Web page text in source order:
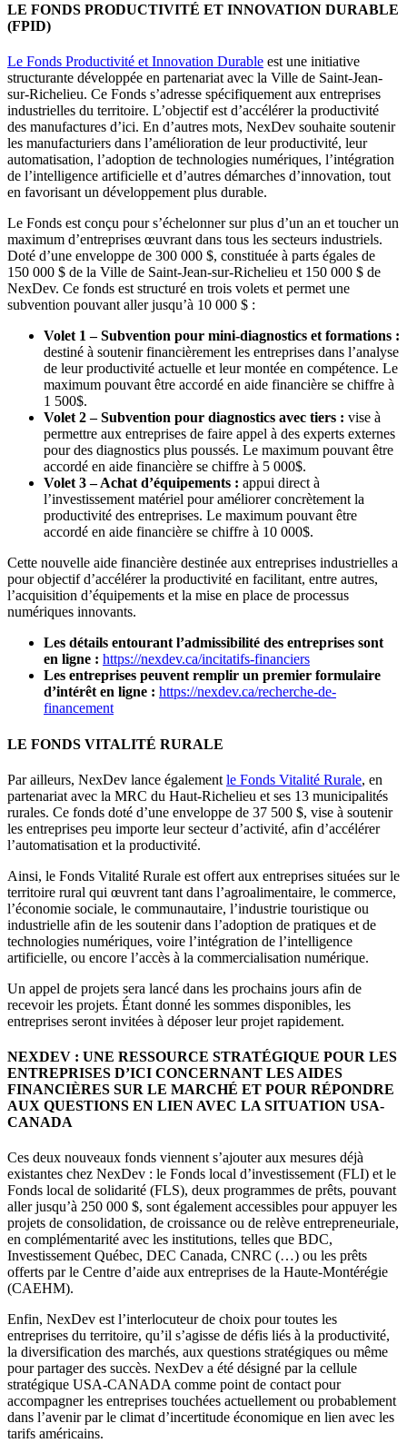
LE FONDS PRODUCTIVITÉ ET INNOVATION DURABLE
(FPID)
Le Fonds Productivité et Innovation Durable est une initiative
structurante développée en partenariat avec la Ville de Saint-Jean-
sur-Richelieu. Ce Fonds s’adresse spécifiquement aux entreprises
industrielles du territoire. L’objectif est d’accélérer la productivité
des manufactures d’ici. En d’autres mots, NexDev souhaite soutenir
les manufacturiers dans l’amélioration de leur productivité, leur
automatisation, l’adoption de technologies numériques, l’intégration
de l’intelligence artificielle et d’autres démarches d’innovation, tout
en favorisant un développement plus durable.
Le Fonds est conçu pour s’échelonner sur plus d’un an et toucher un
maximum d’entreprises œuvrant dans tous les secteurs industriels.
Doté d’une enveloppe de 300 000 $, constituée à parts égales de
150 000 $ de la Ville de Saint-Jean-sur-Richelieu et 150 000 $ de
NexDev. Ce fonds est structuré en trois volets et permet une
subvention pouvant aller jusqu’à 10 000 $ :
Volet 1 – Subvention pour mini-diagnostics et formations :
destiné à soutenir financièrement les entreprises dans l’analyse
de leur productivité actuelle et leur montée en compétence. Le
maximum pouvant être accordé en aide financière se chiffre à
1 500$.
Volet 2 – Subvention pour diagnostics avec tiers : vise à
permettre aux entreprises de faire appel à des experts externes
pour des diagnostics plus poussés. Le maximum pouvant être
accordé en aide financière se chiffre à 5 000$.
Volet 3 – Achat d’équipements : appui direct à
l’investissement matériel pour améliorer concrètement la
productivité des entreprises. Le maximum pouvant être
accordé en aide financière se chiffre à 10 000$.
Cette nouvelle aide financière destinée aux entreprises industrielles a
pour objectif d’accélérer la productivité en facilitant, entre autres,
l’acquisition d’équipements et la mise en place de processus
numériques innovants.
Les détails entourant l’admissibilité des entreprises sont
en ligne : https://nexdev.ca/incitatifs-financiers
Les entreprises peuvent remplir un premier formulaire
d’intérêt en ligne : https://nexdev.ca/recherche-de-
financement
LE FONDS VITALITÉ RURALE
Par ailleurs, NexDev lance également le Fonds Vitalité Rurale, en
partenariat avec la MRC du Haut-Richelieu et ses 13 municipalités
rurales. Ce fonds doté d’une enveloppe de 37 500 $, vise à soutenir
les entreprises peu importe leur secteur d’activité, afin d’accélérer
l’automatisation et la productivité.
Ainsi, le Fonds Vitalité Rurale est offert aux entreprises situées sur le
territoire rural qui œuvrent tant dans l’agroalimentaire, le commerce,
l’économie sociale, le communautaire, l’industrie touristique ou
industrielle afin de les soutenir dans l’adoption de pratiques et de
technologies numériques, voire l’intégration de l’intelligence
artificielle, ou encore l’accès à la commercialisation numérique.
Un appel de projets sera lancé dans les prochains jours afin de
recevoir les projets. Étant donné les sommes disponibles, les
entreprises seront invitées à déposer leur projet rapidement.
NEXDEV : UNE RESSOURCE STRATÉGIQUE POUR LES
ENTREPRISES D’ICI CONCERNANT LES AIDES
FINANCIÈRES SUR LE MARCHÉ ET POUR RÉPONDRE
AUX QUESTIONS EN LIEN AVEC LA SITUATION USA-
CANADA
Ces deux nouveaux fonds viennent s’ajouter aux mesures déjà
existantes chez NexDev : le Fonds local d’investissement (FLI) et le
Fonds local de solidarité (FLS), deux programmes de prêts, pouvant
aller jusqu’à 250 000 $, sont également accessibles pour appuyer les
projets de consolidation, de croissance ou de relève entrepreneuriale,
en complémentarité avec les institutions, telles que BDC,
Investissement Québec, DEC Canada, CNRC (…) ou les prêts
offerts par le Centre d’aide aux entreprises de la Haute-Montérégie
(CAEHM).
Enfin, NexDev est l’interlocuteur de choix pour toutes les
entreprises du territoire, qu’il s’agisse de défis liés à la productivité,
la diversification des marchés, aux questions stratégiques ou même
pour partager des succès. NexDev a été désigné par la cellule
stratégique USA-CANADA comme point de contact pour
accompagner les entreprises touchées actuellement ou probablement
dans l’avenir par le climat d’incertitude économique en lien avec les
tarifs américains.